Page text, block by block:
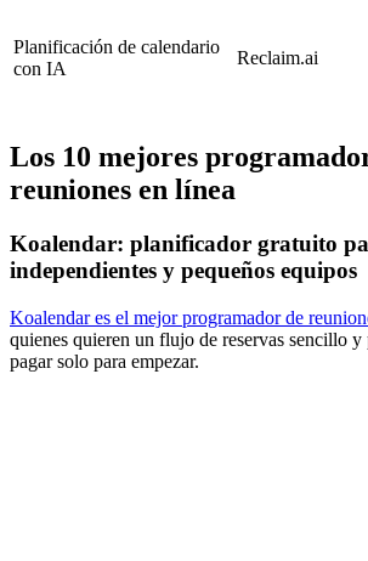
Planificación de calendario
con IA
Reclaim.ai
Los 10 mejores
reuniones en línea
Koalendar: planificador gratuito
independientes y pequeños equipos
Koalendar es el mejor programador de
quienes quieren un flujo de reservas sencillo
pagar solo para empezar.